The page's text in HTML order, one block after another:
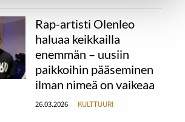
Rap-artisti Olenleo
haluaa keikkailla
enemmän – uusiin
paikkoihin pääseminen
ilman nimeä on vaikeaa
26.03.2026 KULTTUURI